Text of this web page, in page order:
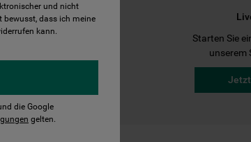
Kontakt
Starten Sie
unserem
und nicht
bewusst, dass ich meine
kann.
die Google
gelten.